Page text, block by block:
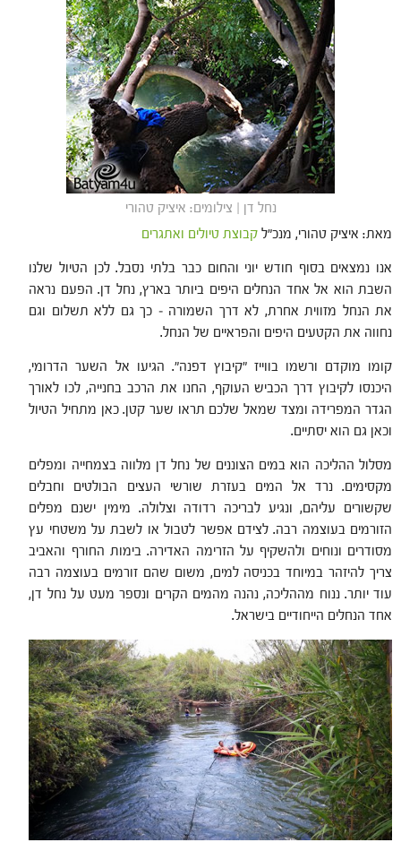
נחל דן | צילומים: איציק טהורי
מאת: איציק טהורי, מנכ"ל קבוצת טיולים ואתגרים
אנו נמצאים בסוף חודש יוני והחום כבר בלתי נסבל. לכן הטיול שלנו
השבת הוא אל אחד הנחלים היפים ביותר בארץ, נחל דן. הפעם נראה
את הנחל מזווית אחרת, לא דרך השמורה – כך גם ללא תשלום וגם
נחווה את הקטעים היפים והפראיים של הנחל.
קומו מוקדם ורשמו בווייז "קיבוץ דפנה". הגיעו אל השער הדרומי,
היכנסו לקיבוץ דרך הכביש העוקף, החנו את הרכב בחנייה, לכו לאורך
הגדר המפרידה ומצד שמאל שלכם תראו שער קטן. כאן מתחיל הטיול
וכאן גם הוא יסתיים.
מסלול ההליכה הוא במים הצוננים של נחל דן מלווה בצמחייה ומפלים
מקסימים. נרד אל המים בעזרת שורשי העצים הבולטים וחבלים
שקשורים עליהם, ונגיע לבריכה רדודה וצלולה. מימין ישנם מפלים
הזורמים בעוצמה רבה. לצידם אפשר לטבול או לשבת על משטחי עץ
מסודרים ונוחים ולהשקיף על הזרימה האדירה. בימות החורף והאביב
צריך להיזהר במיוחד בכניסה למים, משום שהם זורמים בעוצמה רבה
עוד יותר. ננוח מההליכה, נהנה מהמים הקרים ונספר מעט על נחל דן,
אחד הנחלים הייחודיים בישראל.